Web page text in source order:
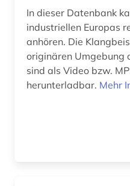
In dieser Datenbank
industriellen Europas
anhören. Die
originären Umgebung
sind als Video bzw.
herunterladbar. Mehr